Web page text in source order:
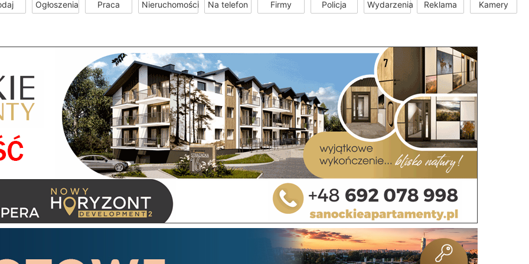
Ogłoszenia Praca Nieruchomości Na telefon Firmy Policja Wydarzenia Reklama Kamery